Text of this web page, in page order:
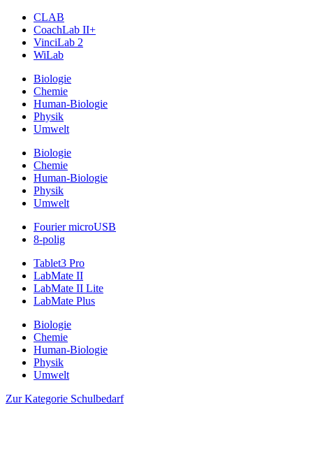
CLAB
CoachLab II+
VinciLab 2
WiLab
Biologie
Chemie
Human-Biologie
Physik
Umwelt
Biologie
Chemie
Human-Biologie
Physik
Umwelt
Fourier microUSB
8-polig
Tablet3 Pro
LabMate II
LabMate II Lite
LabMate Plus
Biologie
Chemie
Human-Biologie
Physik
Umwelt
Zur Kategorie Schulbedarf